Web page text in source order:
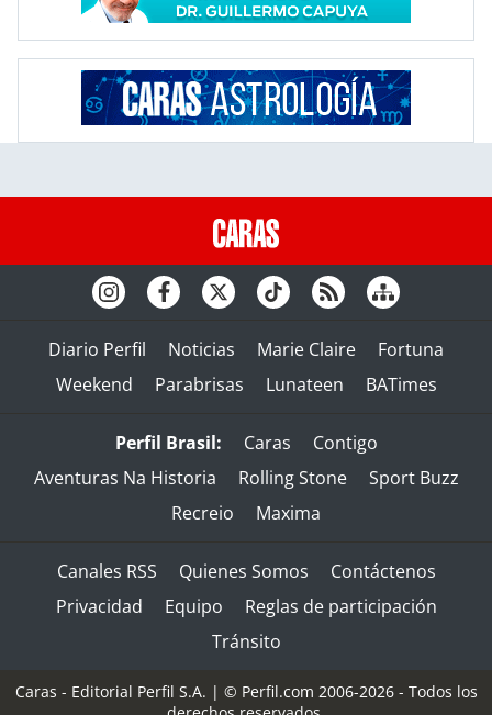
Diario Perfil Noticias Marie Claire
Fortuna
Weekend
Parabrisas Lunateen BATimes
Perfil Brasil: Caras
Contigo
Aventuras Na Historia
Rolling Stone
Sport Buzz
Recreio
Maxima
Canales RSS Quienes Somos
Contáctenos
Privacidad
Equipo
Reglas de participación
Tránsito
Caras - Editorial Perfil S.A. | © Perfil.com 2006-2026 - Todos los